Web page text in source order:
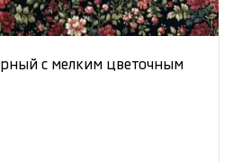
с мелким цветочным